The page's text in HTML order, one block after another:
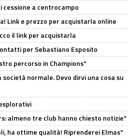
cessione a centrocampo
Link e prezzo per acquistarla online
il link per acquistarla
per Sebastiano Esposito
percorso in Champions"
normale. Devo dirvi una cosa su
almeno tre club hanno chiesto notizie"
ha ottime qualità! Riprenderei Elmas"